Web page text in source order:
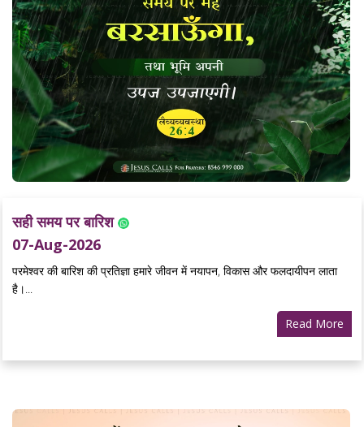
सही समय पर बारिश
07-Aug-2026
परमेश्वर की बारिश की प्रतिज्ञा हमारे जीवन में नयापन, विकास और फलदायीपन लाता
है।...
Read More